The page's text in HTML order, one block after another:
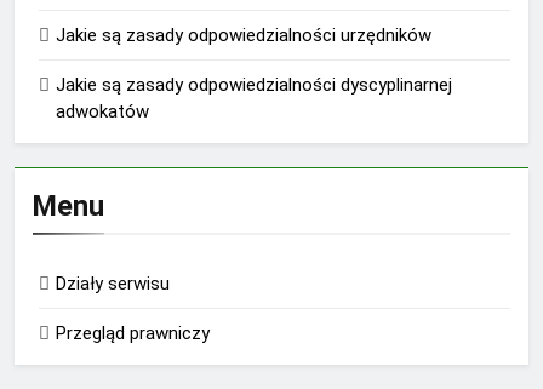
Jakie są zasady odpowiedzialności urzędników
Jakie są zasady odpowiedzialności dyscyplinarnej
adwokatów
Menu
Działy serwisu
Przegląd prawniczy